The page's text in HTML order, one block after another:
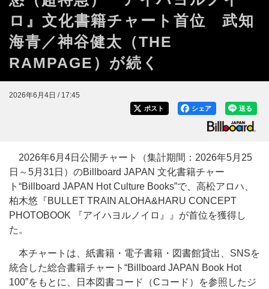
ロ』文化書籍チャート首位 武知
海青／神谷健太（THE
RAMPAGE）が続く
2026年6月4日 / 17:45
送る
シェア
ポスト
2026年6月4日公開チャート（集計期間：2026年5月25
日～5月31日）のBillboard JAPAN 文化書籍チャー
ト“Billboard JAPAN Hot Culture Books”で、高松アロハ、
柏木悠『BULLET TRAIN ALOHA&HARU CONCEPT
PHOTOBOOK 『アイハヨルノイロ』』が首位を獲得し
た。
本チャートは、紙書籍・電子書籍・図書館貸出、SNSを
統合した総合書籍チャート“Billboard JAPAN Book Hot
100”をもとに、日本図書コード（Cコード）を参照したジ